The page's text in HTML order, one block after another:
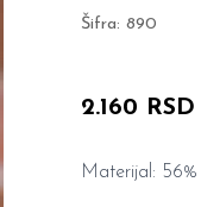
Šifra: 890
2.160 RSD
Materijal: